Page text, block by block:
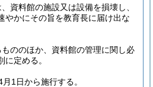
資料館の施設又は設備を損壊し、
やかにその旨を教育長に届け出な
ののほか、資料館の管理に関し必
定める。
1日から施行する。